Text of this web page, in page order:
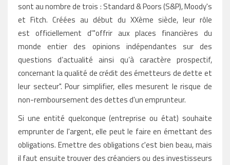
sont au nombre de trois : Standard & Poors (S&P), Moody's
et Fitch. Créées au début du XXème siècle, leur rôle
est officiellement d'"offrir aux places financières du
monde entier des opinions indépendantes sur des
questions d’actualité ainsi qu’à caractère prospectif,
concernant la qualité de crédit des émetteurs de dette et
leur secteur". Pour simplifier, elles mesurent le risque de
non-remboursement des dettes d'un emprunteur.
Si une entité quelconque (entreprise ou état) souhaite
emprunter de l'argent, elle peut le faire en émettant des
obligations. Emettre des obligations c'est bien beau, mais
il faut ensuite trouver des créanciers ou des investisseurs